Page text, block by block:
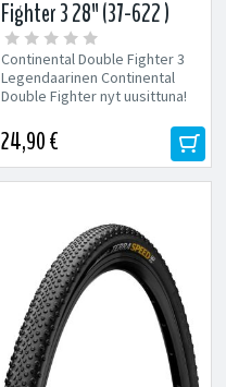
Fighter 3 28" (37-622 )
ulkorengas
Continental Double Fighter 3
Legendaarinen Continental
Double Fighter nyt uusittuna!
24,90 €